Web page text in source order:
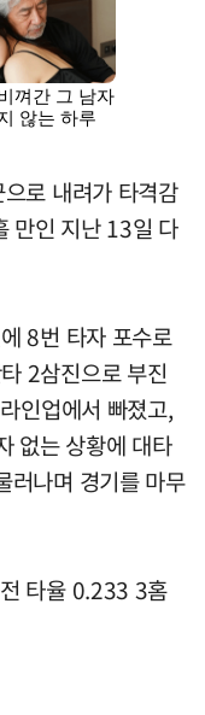
로 내려가 타격감
만인 지난 13일 다
8번 타자 포수로
2삼진으로 부진
인업에서 빠졌고,
없는 상황에 대타
러나며 경기를 마무
타율 0.233 3홈